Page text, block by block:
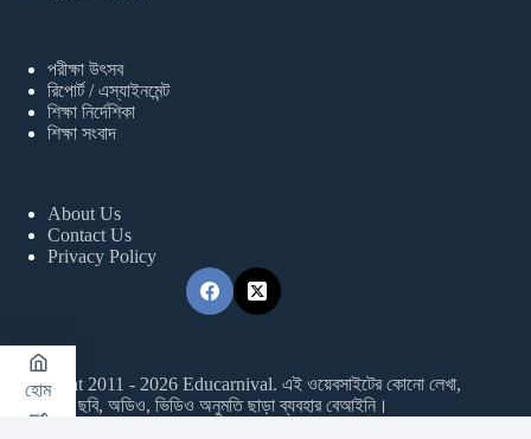
পরীক্ষা উৎসব
রিপোর্ট / এস্যাইনমেন্ট
শিক্ষা নির্দেশিকা
শিক্ষা সংবাদ
About Us
Contact Us
Privacy Policy
Copyright 2011 - 2026 Educarnival. এই ওয়েবসাইটের কোনো লেখা,
ছবি, অডিও, ভিডিও অনুমতি ছাড়া ব্যবহার বেআইনি।
হোম